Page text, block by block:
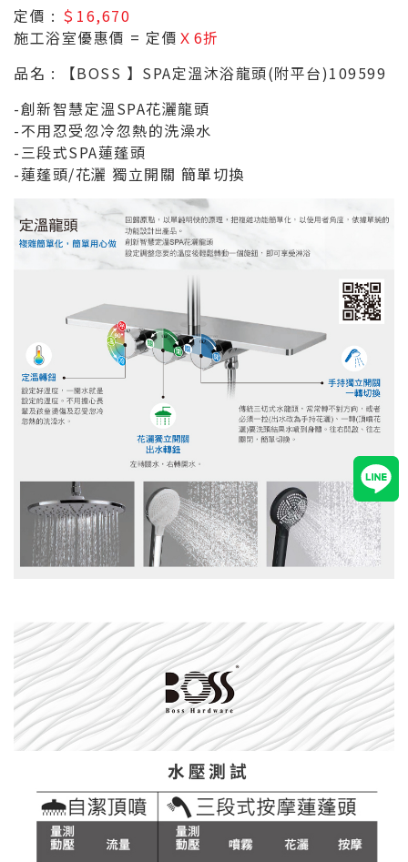
定價 : ＄16,670
施工浴室優惠價 = 定價 Ｘ6折
品名 : 【BOSS 】SPA定溫沐浴龍頭(附平台)109599
-創新智慧定溫SPA花灑龍頭
-不用忍受忽冷忽熱的洗澡水
-三段式SPA蓮蓬頭
-蓮蓬頭/花灑 獨立開關 簡單切換